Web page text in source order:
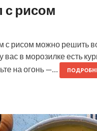
рисом
рисом можно решить
вас в морозилке есть
на огонь —…